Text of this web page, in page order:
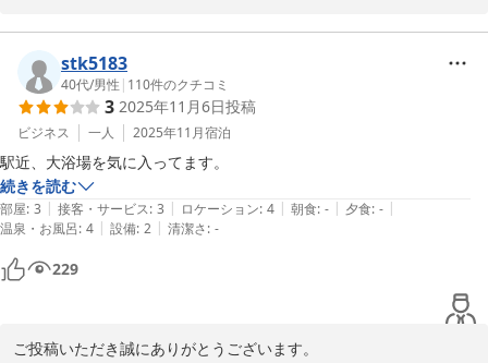
も多く無料でお停めいただきたいとの思いで狭くなってしまいまし
た。
まだまだ課題がありますが、精進して参ります。
また近くにお越しの際、当ホテルをご利用くださいませ。スタッフ
一同お待ちしております。
岡崎シングルホテル
2025-12-18
stk5183
40代/男性 | 110件のクチコミ
3 2025年11月6日投稿
ビジネス 一人 2025年11月宿泊
駅近、大浴場を気に入ってます。
続きを読む
部屋: 3 | 接客・サービス: 3 | ロケーション: 4 | 朝食: - | 夕食: - |
温泉・お風呂: 4 | 設備: 2 | 清潔さ: -
229
ご投稿いただき誠にありがとうございます。